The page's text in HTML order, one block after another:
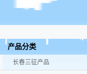
产品分类
长春三征产品